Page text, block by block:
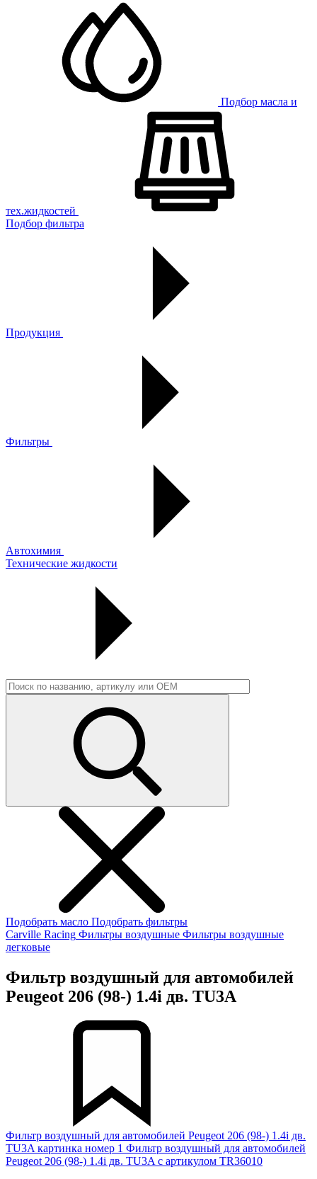
Подбор масла и
тех.жидкостей
Подбор фильтра
Продукция
Фильтры
Автохимия
Технические жидкости
Подобрать масло Подобрать фильтры
Carville Racing Фильтры воздушные Фильтры воздушные
легковые
Фильтр воздушный для автомобилей
Peugeot 206 (98-) 1.4i дв. TU3A
Фильтр воздушный для автомобилей Peugeot 206 (98-) 1.4i дв.
TU3A картинка номер 1 Фильтр воздушный для автомобилей
Peugeot 206 (98-) 1.4i дв. TU3A с артикулом TR36010